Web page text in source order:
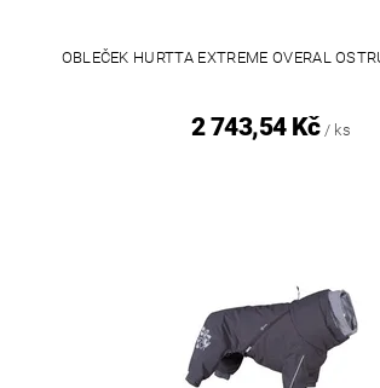
OBLEČEK HURTTA EXTREME OVERAL
2 743,54 Kč / ks